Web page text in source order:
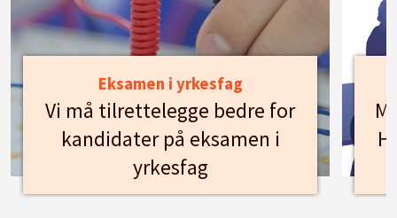
Eksamen i yrkesfag
Vi må tilrettelegge bedre for
kandidater på eksamen i
yrkesfag